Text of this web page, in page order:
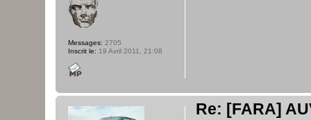
Messages: 2705
Inscrit le: 19 Avril 2011, 21:08
Re: [FARA]